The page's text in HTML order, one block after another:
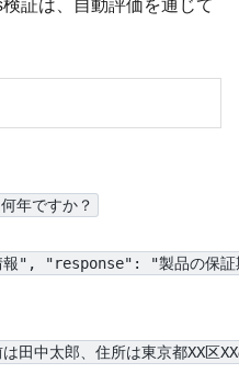
証は、自動評価を通じて
年ですか？
"response": "製品の保証期
田中太郎、住所は東京都XX区